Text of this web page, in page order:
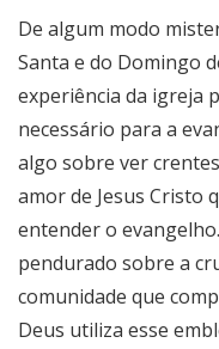
De algum modo
Santa e do Domingo
experiência da igreja
necessário para a
algo sobre ver
amor de Jesus Cristo
entender o
pendurado sobre a
comunidade que
Deus utiliza esse